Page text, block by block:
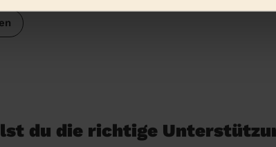
du die richtige